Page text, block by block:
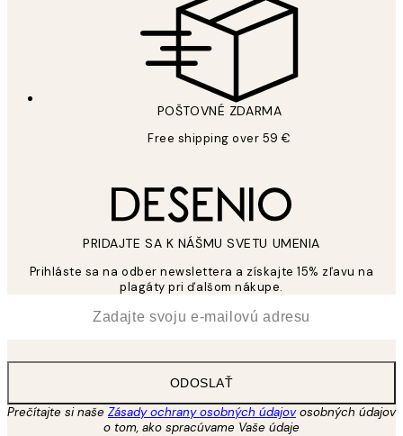
POŠTOVNÉ ZDARMA
Free shipping over 59 €
PRIDAJTE SA K NÁŠMU SVETU UMENIA
Prihláste sa na odber newslettera a získajte 15% zľavu na
plagáty pri ďalšom nákupe.
ODOSLAŤ
Prečítajte si naše Zásady ochrany osobných údajovosobných údajov
o tom, ako spracúvame Vaše údaje